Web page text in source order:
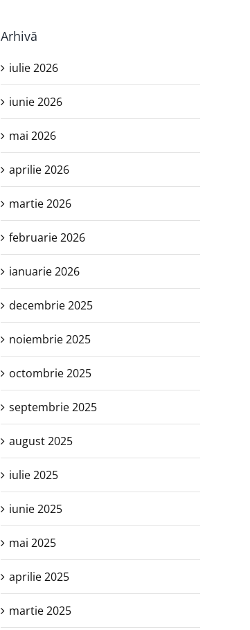
Arhivă
iulie 2026
iunie 2026
mai 2026
aprilie 2026
martie 2026
februarie 2026
ianuarie 2026
decembrie 2025
noiembrie 2025
octombrie 2025
septembrie 2025
august 2025
iulie 2025
iunie 2025
mai 2025
aprilie 2025
martie 2025